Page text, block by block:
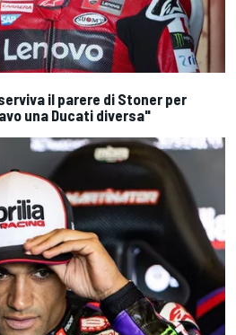
il parere di Stoner per
una Ducati diversa"